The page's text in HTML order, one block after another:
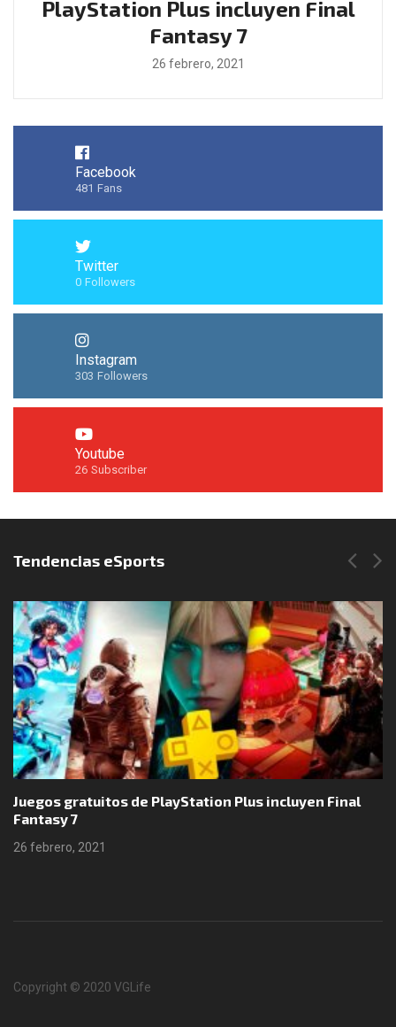
PlayStation Plus incluyen Final
Fantasy 7
26 febrero, 2021
Facebook
481 Fans
Twitter
0 Followers
Instagram
303 Followers
Youtube
26 Subscriber
Síguenos en Instagram
Tendencias eSports
Juegos gratuitos de PlayStation Plus incluyen Final
Fantasy 7
26 febrero, 2021
Copyright © 2020 VGLife